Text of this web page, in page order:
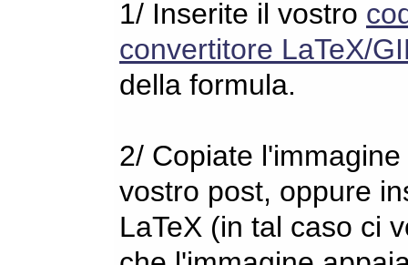
1/ Inserite il vostro
convertitore LaTeX/
della formula.
2/ Copiate
vostro post, oppure
LaTeX (in tal caso ci